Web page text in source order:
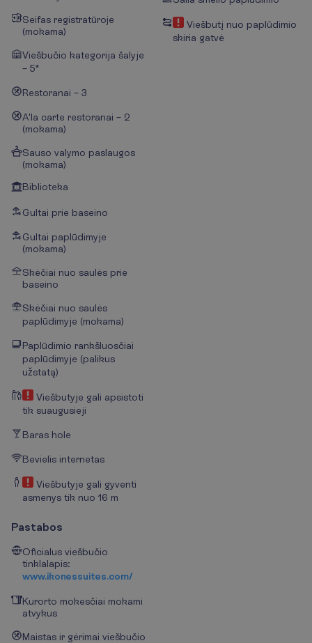
Seifas registratūroje
(mokama)
Viešbučio kategorija šalyje
– 5*
Restoranai – 3
A'la carte restoranai – 2
(mokama)
Sauso valymo paslaugos
(mokama)
Biblioteka
Gultai prie baseino
Gultai paplūdimyje
(mokama)
Skėčiai nuo saulės prie
baseino
Skėčiai nuo saulės
paplūdimyje (mokama)
Paplūdimio rankšluosčiai
paplūdimyje (palikus
užstatą)
Viešbutyje gali apsistoti
tik suaugusieji
Baras hole
Bevielis internetas
Viešbutyje gali gyventi
asmenys tik nuo 16 m
Viešbutį nuo paplūdimio
skiria gatvė
Pastabos
Oficialus viešbučio
tinklalapis:
www.ikonessuites.com/
Kurorto mokesčiai mokami
atvykus
Maistas ir gėrimai viešbučio